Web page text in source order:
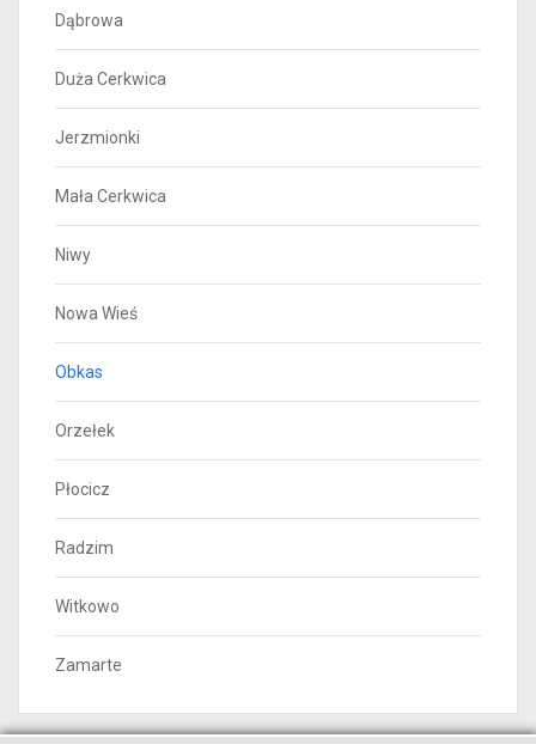
Dąbrowa
Duża Cerkwica
Jerzmionki
Mała Cerkwica
Niwy
Nowa Wieś
Obkas
Orzełek
Płocicz
Radzim
Witkowo
Zamarte